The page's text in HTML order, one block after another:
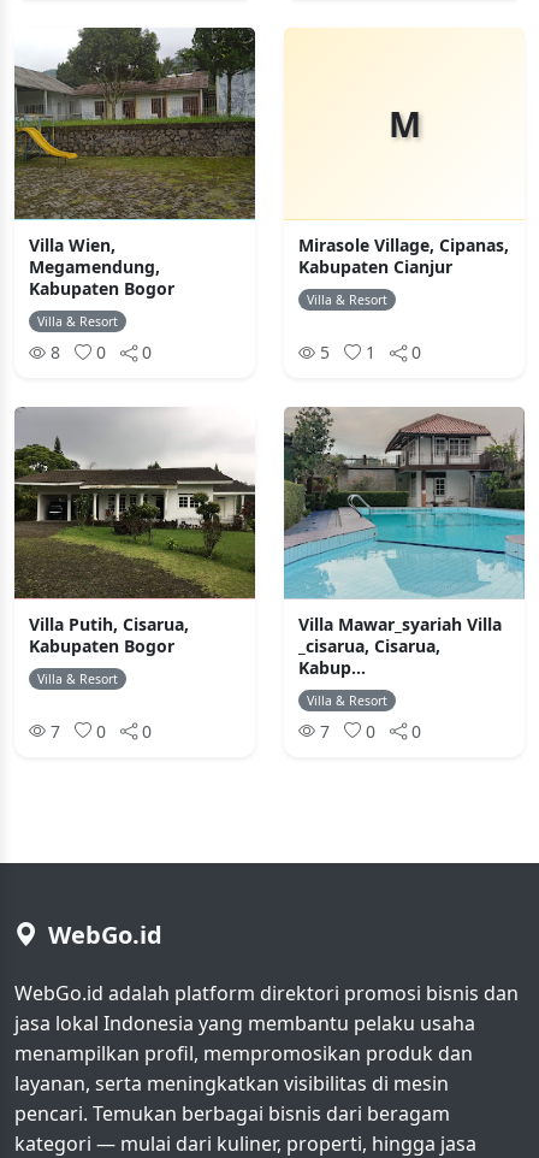
Villa Wien,
Megamendung,
Kabupaten Bogor
Villa & Resort
8 0 0
M
Mirasole Village, Cipanas,
Kabupaten Cianjur
Villa & Resort
5 1 0
Villa Putih, Cisarua,
Kabupaten Bogor
Villa & Resort
7 0 0
Villa Mawar_syariah Villa
_cisarua, Cisarua,
Kabup...
Villa & Resort
7 0 0
WebGo.id
WebGo.id adalah platform direktori promosi bisnis dan
jasa lokal Indonesia yang membantu pelaku usaha
menampilkan profil, mempromosikan produk dan
layanan, serta meningkatkan visibilitas di mesin
pencari. Temukan berbagai bisnis dari beragam
kategori — mulai dari kuliner, properti, hingga jasa